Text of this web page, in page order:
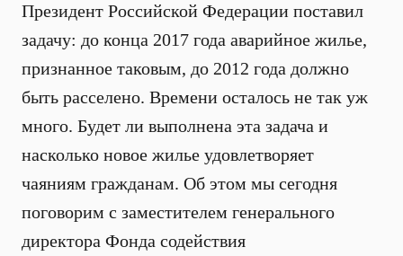
Президент Российской Федерации поставил
задачу: до конца 2017 года аварийное жилье,
признанное таковым, до 2012 года должно
быть расселено. Времени осталось не так уж
много. Будет ли выполнена эта задача и
насколько новое жилье удовлетворяет
чаяниям гражданам. Об этом мы сегодня
поговорим с заместителем генерального
директора Фонда содействия